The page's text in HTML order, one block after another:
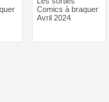
Comics à braquer
Avril 2024